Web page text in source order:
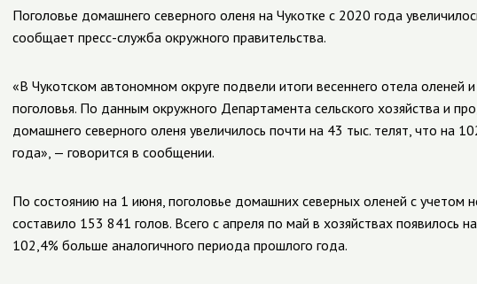
Поголовье домашнего северного оленя на Чукотке с 2020 года
сообщает пресс-служба окружного правительства.
«В Чукотском автономном округе подвели итоги весеннего отела оленей
поголовья. По данным окружного Департамента сельского хозяйства и
домашнего северного оленя увеличилось почти на 43 тыс. телят, что на
года», — говорится в сообщении.
По состоянию на 1 июня, поголовье домашних северных оленей с
составило 153 841 голов. Всего с апреля по май в хозяйствах появилось
102,4% больше аналогичного периода прошлого года.